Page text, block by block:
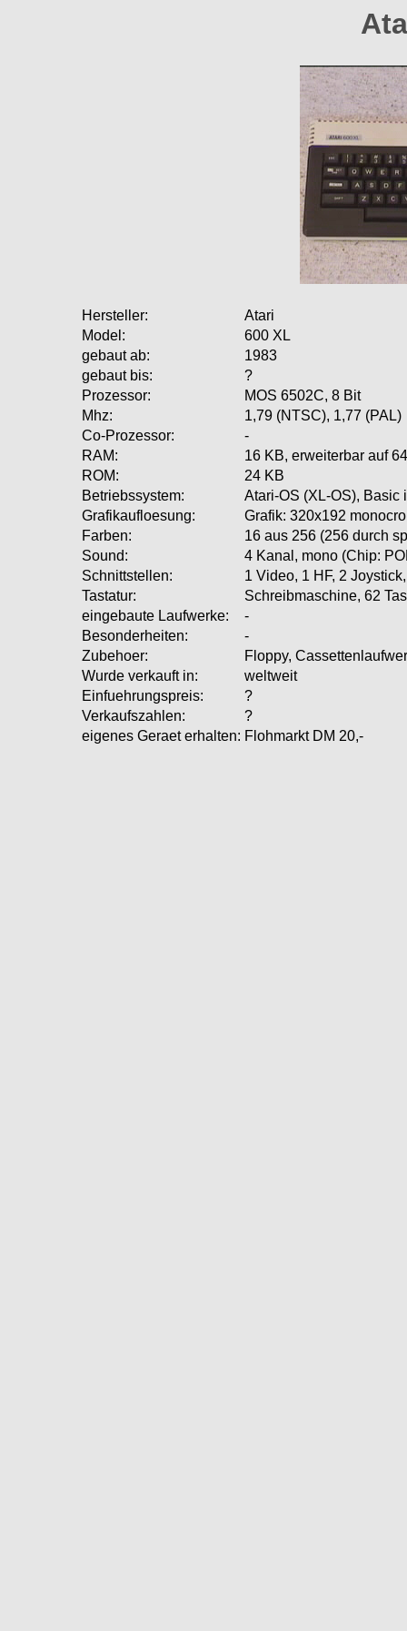
Hersteller:
Atari
Model:
600 XL
gebaut ab:
1983
gebaut bis:
?
Prozessor:
MOS 6502C, 8 Bit
Mhz:
1,79 (NTSC), 1,77 (PAL)
Co-Prozessor:
-
RAM:
16 KB, erweiterbar auf
ROM:
24 KB
Betriebssystem:
Atari-OS (XL-OS), Basic
Grafikaufloesung:
Grafik: 320x192
Farben:
16 aus 256 (256 durch
Sound:
4 Kanal, mono (Chip:
Schnittstellen:
1 Video, 1 HF, 2
Tastatur:
Schreibmaschine, 62
eingebaute Laufwerke:
-
Besonderheiten:
-
Zubehoer:
Floppy,
Wurde verkauft in:
weltweit
Einfuehrungspreis:
?
Verkaufszahlen:
?
eigenes Geraet erhalten: Flohmarkt DM 20,-